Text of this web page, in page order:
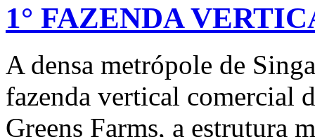
1° FAZENDA
A densa metrópole de
fazenda vertical comercial
Greens Farms, a estrutura